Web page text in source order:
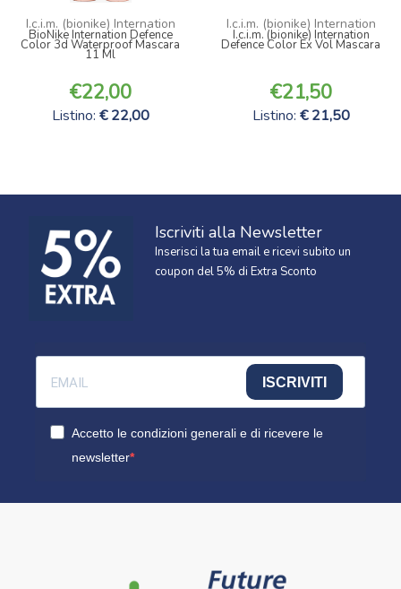
I.c.i.m. (bionike) Internation
BioNike Internation Defence
Color 3d Waterproof Mascara
11 Ml
22,00
Listino: 22,00
I.c.i.m. (bionike) Internation
I.c.i.m. (bionike) Internation
Defence Color Ex Vol Mascara
21,50
Listino: 21,50
Iscriviti alla Newsletter
Inserisci la tua email e ricevi subito un
coupon del 5% di Extra Sconto
ISCRIVITI
Accetto le condizioni generali e di ricevere le
newsletter